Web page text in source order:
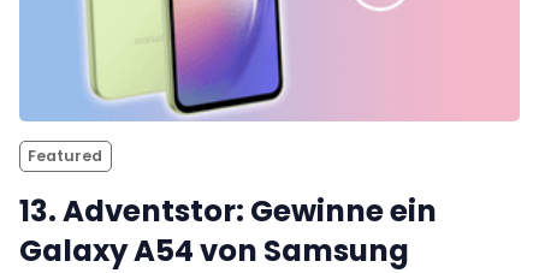
Featured
13. Adventstor: Gewinne ein
Galaxy A54 von Samsung